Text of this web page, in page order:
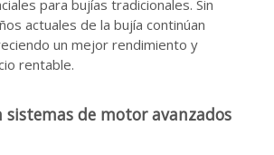
para bujías tradicionales. Sin
actuales de la bujía continúan
un mejor rendimiento y
rentable.
sistemas de motor avanzados